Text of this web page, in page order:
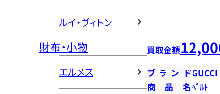
ルイ・ヴィトン
財布・小物
エルメス
買取金額
ブランドGUCCI
商品名ﾍﾞﾙﾄ